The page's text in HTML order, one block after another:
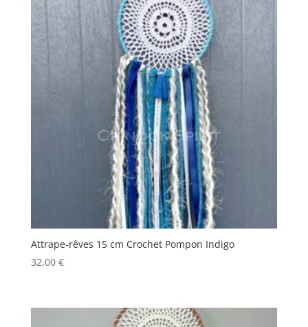
Attrape-rêves 15 cm Crochet Pompon Indigo
32,00 €